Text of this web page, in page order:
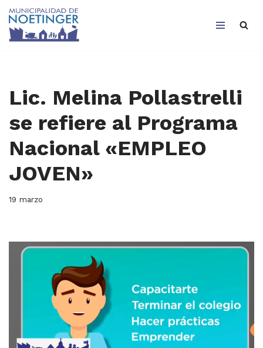
Saltar
Lic. Melina Pollastrelli
se refiere al Programa
Nacional «EMPLEO
JOVEN»
19 marzo